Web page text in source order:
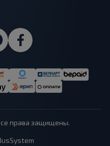
права защищены.